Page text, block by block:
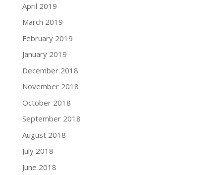
April 2019
March 2019
February 2019
January 2019
December 2018
November 2018
October 2018
September 2018
August 2018
July 2018
June 2018